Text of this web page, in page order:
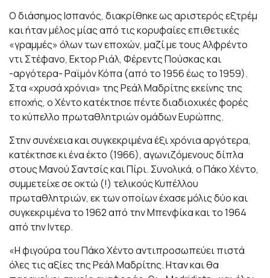
Ο διάσημος Ισπανός, διακρίθηκε ως αριστερός εξτρέμ
και ήταν μέλος μίας από τις κορυφαίες επιθετικές
«γραμμές» όλων των εποχών, μαζί με τους Αλφρέντο
ντι Στέφανο, Εκτορ Ριάλ, Φέρεντς Πούσκας και
-αργότερα- Ραϊμόν Κόπα (από το 1956 έως το 1959).
Στα «χρυσά χρόνια» της Ρεάλ Μαδρίτης εκείνης της
εποχής, ο Χέντο κατέκτησε πέντε διαδιοχικές φορές
το κύπελλο πρωταθλητριών ομάδων Ευρώπης.
Στην συνέχεια και συγκεκριμένα έξι χρόνια αργότερα,
κατέκτησε κι ένα έκτο (1966), αγωνιζόμενους δίπλα
στους Μανού Σαντσίς και Πίρι. Συνολικά, ο Πάκο Χέντο,
συμμετείχε σε οκτώ (!) τελικούς Κυπέλλου
πρωταθλητριών, εκ των οποίων έχασε μόλις δύο και
συγκεκριμένα το 1962 από την Μπενφίκα και το 1964
από την Ιντερ.
«Η φιγούρα του Πάκο Χέντο αντιπροσωπεύει πιστά
όλες τις αξίες της Ρεάλ Μαδρίτης. Ηταν και θα